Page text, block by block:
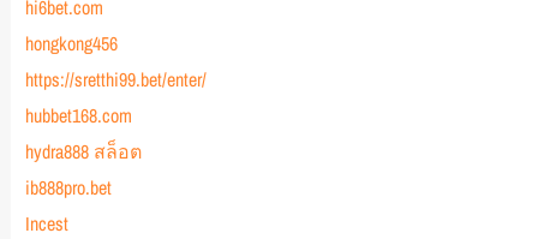
hi6bet.com
hongkong456
https://sretthi99.bet/enter/
hubbet168.com
hydra888 สล็อต
ib888pro.bet
Incest